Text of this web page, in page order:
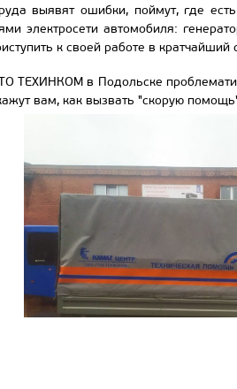
выявят ошибки, поймут, где
электросети автомобиля:
к своей работе в кратчайший
ТЕХИНКОМ в Подольске
вам, как вызвать "скорую